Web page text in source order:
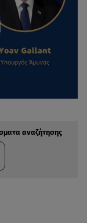
αναζήτησης